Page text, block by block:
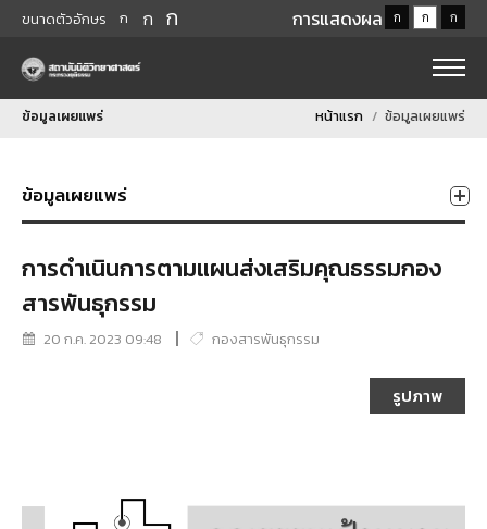
ขนาดตัวอักษร ก ก ก การแสดงผล ก ก ก
ข้อมูลเผยแพร่ หน้าแรก ข้อมูลเผยแพร่
ข้อมูลเผยแพร่
การดำเนินการตามแผนส่งเสริมคุณธรรมกอง
สารพันธุกรรม
20 ก.ค. 2023 09:48 กองสารพันธุกรรม
รูปภาพ